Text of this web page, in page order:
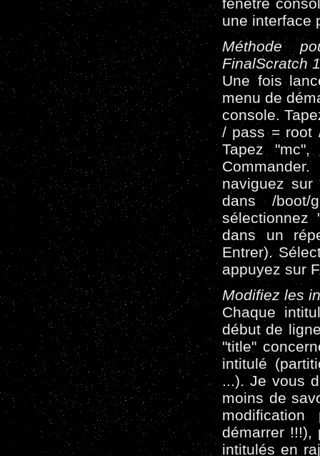
une interface
Méthode
FinalScratch
Une fois
menu de
console.
/ pass = root
Tapez
naviguez
dans /boot/
sélectionnez
dans un
Entrer).
appuyez sur
Modifiez les
Chaque
début de
"title"
intitulé
...). Je vous
moins de
modification
démarrer !!!),
intitulés en